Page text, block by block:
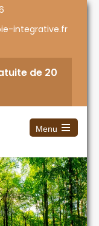
integrative.fr
de 20
Menu